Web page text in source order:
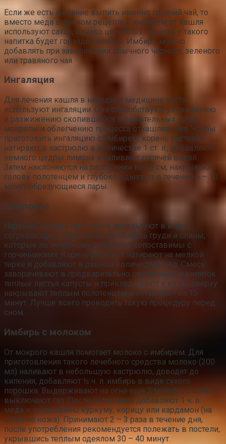
Если же есть желание выпить именно горячий чай, то
вместо меда в данном рецепте с имбирем от кашля
используют сахар, однако целебных свойств у такого
напитка будет гораздо меньше. Имбирь можно
добавлять при заваривании обычного черного, зеленого
или травяного чая.
Ингаляция
Для лечения кашля в народной медицине часто
используют ингаляции. Они способствуют увлажнению
и разжижению скопившейся в дыхательных путях
мокроты и облегчению процесса откашливания. Чтобы
приготовить ингаляцию с имбирем, корень растения
натирают в кастрюлю в количестве 1 ст. л., добавляют
немного цедры лимона и заливают горячей водой.
Затем наклоняются на расстоянии на 30 см, накрывают
голову полотенцем и глубоко вдыхают в течение 5 – 10
минут образующиеся пары.
Компресс
Наружно имбирь при кашле используют в виде
согревающих компрессов на область груди и спины,
которые по лечебному действию сопоставимы с
горчичниками. Корень растения натирают на мелкой
терке и добавляют в равном количестве мед. Смесь
заворачивают в предварительно опущенные в кипяток
теплые листья капусты и прикладывают к коже, сверху
накрывают теплым полотенцем и оставляют на 15
минут. Лучше всего проводить такую процедуру перед
сном.
Имбирь с молоком
От мокрого кашля помогает молоко с имбирем. Для
приготовления такого лечебного средства молоко (200
мл) наливают в небольшую кастрюлю, доводят до
кипения, добавляют ½ ч. л. имбирь в виде сухого
порошка. Выдерживают на огне еще 2 минуты, а затем
выключают газ. После остывания добавляют 1 ч. л.
меда и по желанию куркуму, корицу или кардамон (на
кончике ножа). Принимают 2 – 3 раза в течение дня,
после употребления рекомендуется полежать в постели,
укрывшись теплым одеялом 30 – 40 минут.